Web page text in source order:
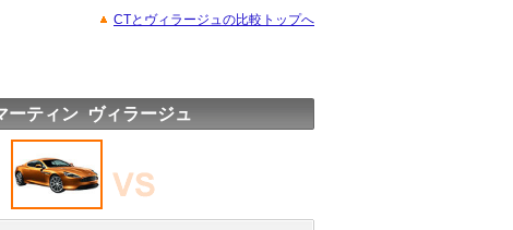
CTとヴィラージュの比較トップへ
ーティン ヴィラージュ